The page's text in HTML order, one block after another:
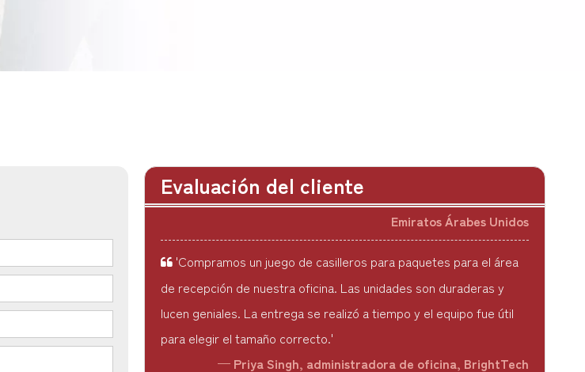
Evaluación del cliente
— Hassan Al Farsi, jefe de instalaciones, Modern Living Co.,
de recepción de nuestra oficina. Las unidades son duraderas y
lucen geniales. La entrega se realizó a tiempo y el equipo fue útil
para elegir el tamaño correcto.'
— Priya Singh, administradora de oficina, BrightTech
Solutions, Alemania